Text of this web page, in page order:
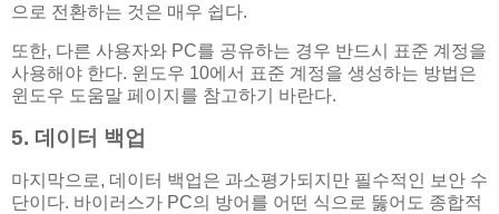
으로 전환하는 것은 매우 쉽다.
또한, 다른 사용자와 PC를 공유하는 경우 반드시 표준 계정을
사용해야 한다. 윈도우 10에서 표준 계정을 생성하는 방법은
윈도우 도움말 페이지를 참고하기 바란다.
5. 데이터 백업
마지막으로, 데이터 백업은 과소평가되지만 필수적인 보안 수
단이다. 바이러스가 PC의 방어를 어떤 식으로 뚫어도 종합적